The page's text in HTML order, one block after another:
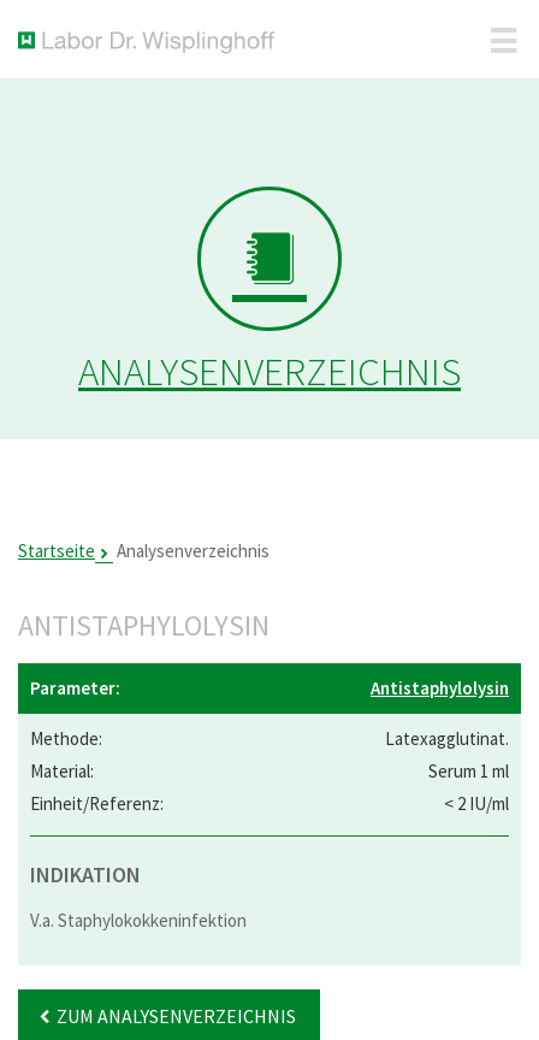
ANALYSENVERZEICHNIS
Startseite Analysenverzeichnis
ANTISTAPHYLOLYSIN
Antistaphylolysin
Latexagglutinat.
Serum 1 ml
< 2 IU/ml
INDIKATION
V.a. Staphylokokkeninfektion
ZUM ANALYSENVERZEICHNIS